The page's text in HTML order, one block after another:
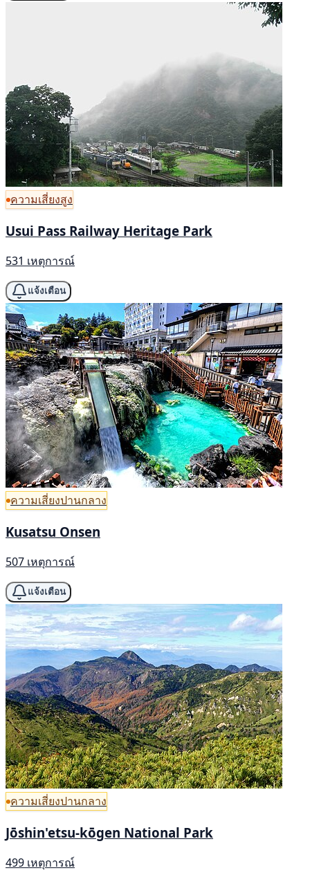
ความเสี่ยงสูง
Usui Pass Railway Heritage Park
531 เหตุการณ์
แจ้งเตือน
ความเสี่ยงปานกลาง
Kusatsu Onsen
507 เหตุการณ์
แจ้งเตือน
ความเสี่ยงปานกลาง
Jōshin'etsu-kōgen National Park
499 เหตุการณ์